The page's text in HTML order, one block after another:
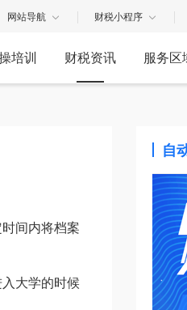
网站导航 财税小程序
培训 财税资讯 服务区
间内将档案
大学的时候
自